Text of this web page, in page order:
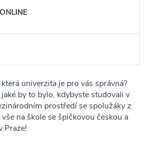
ONLINE
univerzita je pro vás správná?
by to bylo, kdybyste studovali v
prostředí se spolužáky z
na škole se špičkovou českou a
Praze!